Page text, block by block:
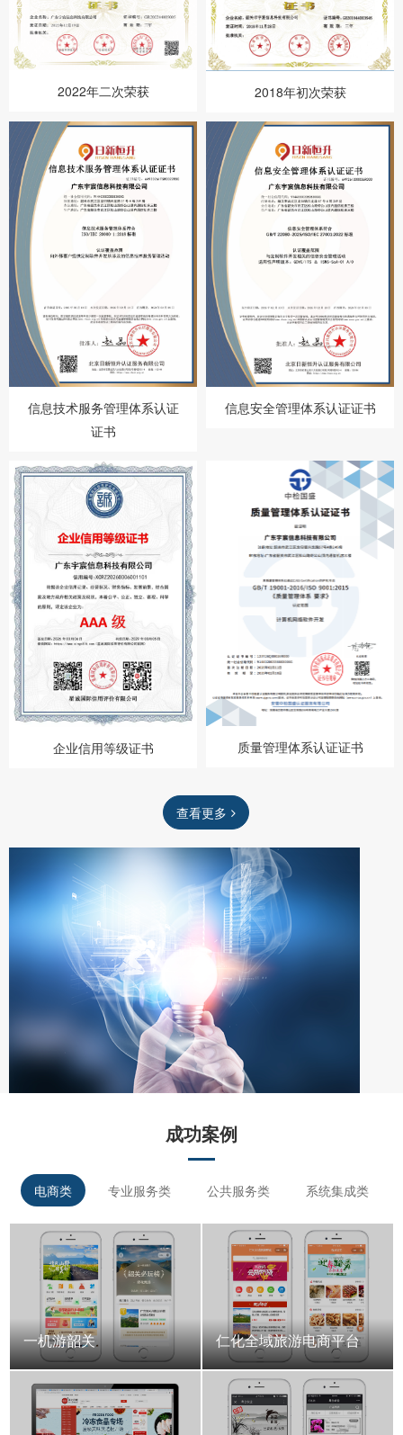
2022年二次荣获 2018年初次荣获
信息技术服务管理体系认证
证书
信息安全管理体系认证证书
企业信用等级证书 质量管理体系认证证书
查看更多
成功案例
电商类 专业服务类 公共服务类 系统集成类
一机游韶关 仁化全域旅游电商平台